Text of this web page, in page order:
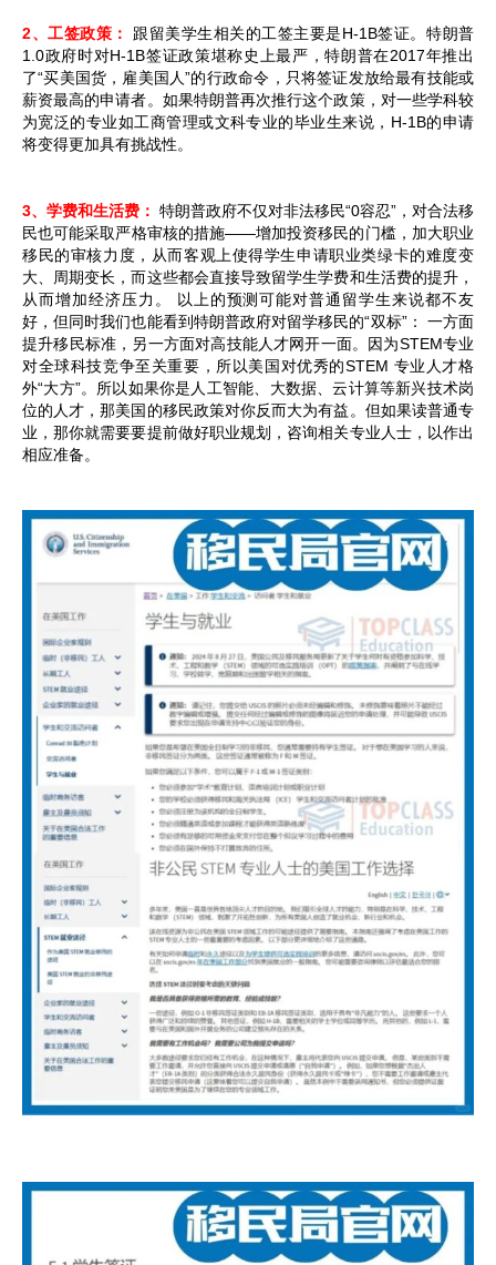
2、工签政策：
跟留美学生相关的工签主要是H-1B签证。特朗普
1.0政府时对H-1B签证政策堪称史上最严，特朗普在2017年推出
了“买美国货，雇美国人”的行政命令，只将签证发放给最有技能或
薪资最高的申请者。如果特朗普再次推行这个政策，对一些学科较
为宽泛的专业如工商管理或文科专业的毕业生来说，H-1B的申请
将变得更加具有挑战性。
3、学费和生活费： 特朗普政府不仅对非法移民“0容忍”，对合法移
民也可能采取严格审核的措施——增加投资移民的门槛，加大职业
移民的审核力度，从而客观上使得学生申请职业类绿卡的难度变
大、周期变长，而这些都会直接导致留学生学费和生活费的提升，
从而增加经济压力。 以上的预测可能对普通留学生来说都不友
好，但同时我们也能看到特朗普政府对留学移民的“双标”： 一方面
提升移民标准，另一方面对高技能人才网开一面。因为STEM专业
对全球科技竞争至关重要，所以美国对优秀的STEM 专业人才格
外“大方”。所以如果你是人工智能、大数据、云计算等新兴技术岗
位的人才，那美国的移民政策对你反而大为有益。但如果读普通专
业，那你就需要要提前做好职业规划，咨询相关专业人士，以作出
相应准备。